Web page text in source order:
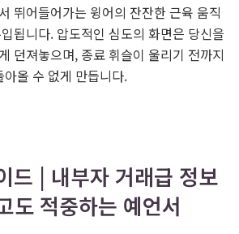
뛰어들어가는 윙어의 잔잔한 근육 움직
됩니다. 압도적인 심도의 화면은 당신을
던져놓으며, 종료 휘슬이 울리기 전까지
올 수 없게 만듭니다.
드 | 내부자 거래급 정보
도 적중하는 예언서